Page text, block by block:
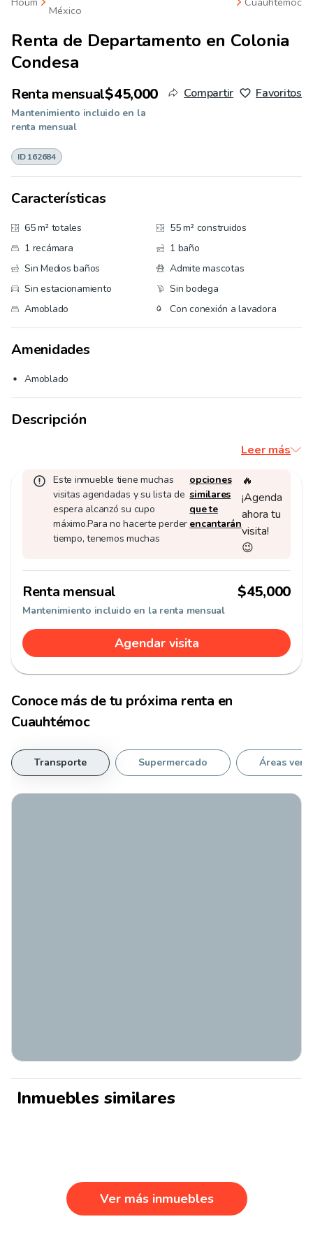
México
Renta de Departamento en Colonia
Condesa
Renta mensual$45,000
Mantenimiento incluido en la
renta mensual
Compartir Favoritos
ID 162684
Características
65 m² totales
55 m² construidos
1 recámara
1 baño
Sin Medios baños
Admite mascotas
Sin estacionamiento
Sin bodega
Amoblado
Con conexión a lavadora
Amenidades
Amoblado
Descripción
Leer más
Este inmueble tiene muchas
visitas agendadas y su lista de
espera alcanzó su cupo
máximo.Para no hacerte perder
tiempo, tenemos muchas
opciones
similares
que te
encantarán
🔥
¡Agenda
ahora tu
visita!
😉
Renta mensual $45,000
Mantenimiento incluido en la renta mensual
Agendar visita
Conoce más de tu próxima renta en
Cuauhtémoc
Transporte Supermercado Áreas
Inmuebles similares
Ver más inmuebles